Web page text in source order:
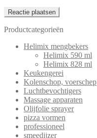
Productcategorieën
Helimix mengbekers
Helimix 590 ml
Helimix 828 ml
Keukengerei
Kolenschop, voerschep
Luchtbevochtigers
Massage apparaten
Olijfolie sprayer
pizza vormen
professioneel
smeedijzer